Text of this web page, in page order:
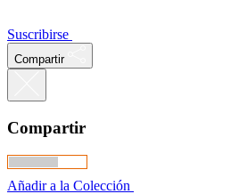
Suscribirse
Compartir
Compartir
Añadir a la Colección